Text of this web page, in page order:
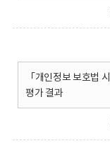
「개인정보 보호법
평가 결과